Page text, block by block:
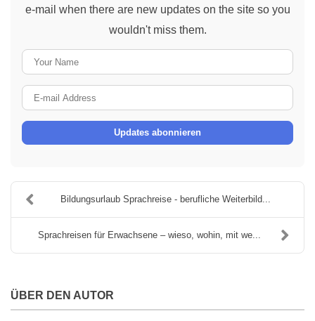
e-mail when there are new updates on the site so you
wouldn't miss them.
Address
Updates abonnieren
Bildungsurlaub Sprachreise - berufliche Weiterbild...
Sprachreisen für Erwachsene – wieso, wohin, mit we...
ÜBER DEN AUTOR